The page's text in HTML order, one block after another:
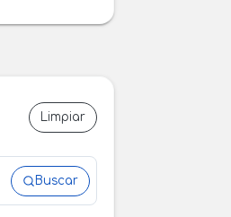
Limpiar
Buscar